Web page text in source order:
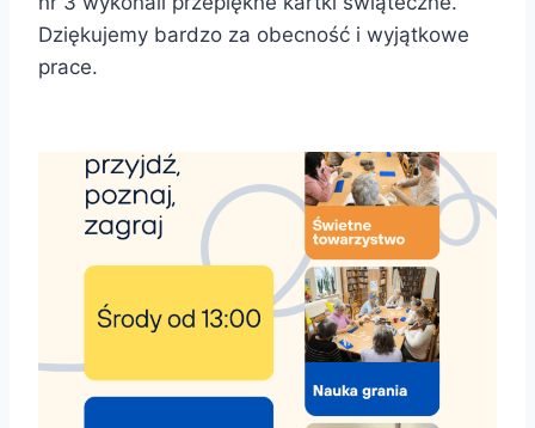
Dziękujemy bardzo za obecność i wyjątkowe
prace.